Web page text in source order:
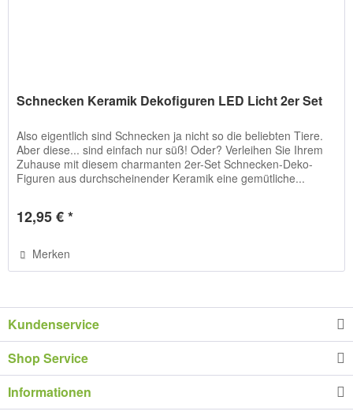
Schnecken Keramik Dekofiguren LED Licht 2er Set
Also eigentlich sind Schnecken ja nicht so die beliebten Tiere.
Aber diese... sind einfach nur süß! Oder? Verleihen Sie Ihrem
Zuhause mit diesem charmanten 2er-Set Schnecken-Deko-
Figuren aus durchscheinender Keramik eine gemütliche...
12,95 € *
Merken
Kundenservice
Shop Service
Informationen